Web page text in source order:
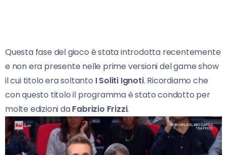
Questa fase del gioco è stata introdotta recentemente
e non era presente nelle prime versioni del game show
il cui titolo era soltanto I Soliti Ignoti. Ricordiamo che
con questo titolo il programma è stato condotto per
molte edizioni daFabrizio Frizzi.